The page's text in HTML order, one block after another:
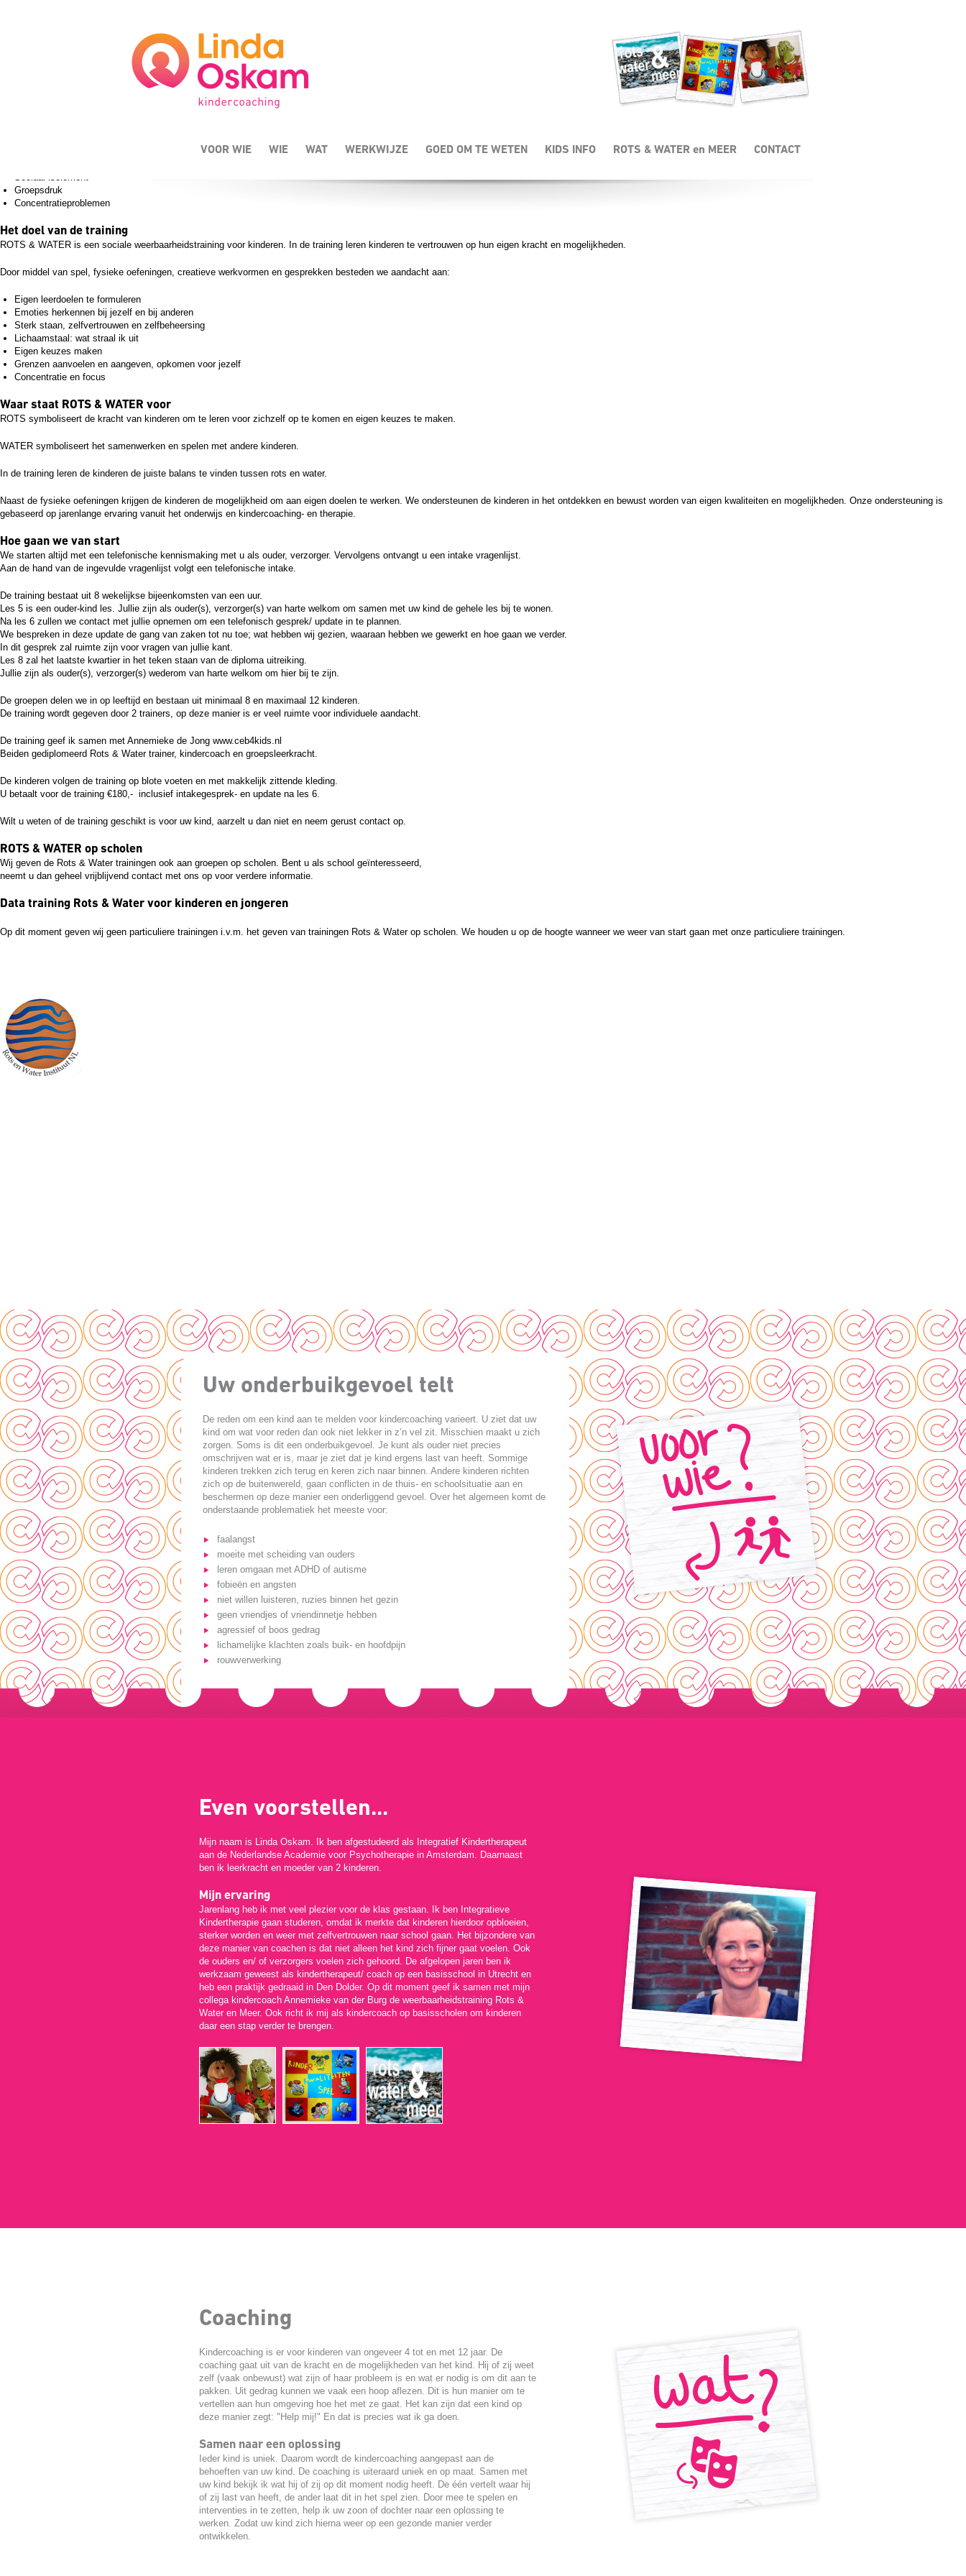
VOOR WIE WIE WAT WERKWIJZE GOED OM TE WETEN KIDS INFO ROTS & WATER en MEER CONTACT
Zit je kind niet lekker in z’n vel? Is het op het moment lastig om samen met je kind het probleem te doorbreken? De training ROTS & WATER helpt om vanuit een andere invalshoek en samen met andere kinderen je kind weer een
De training is voor kinderen in de leeftijd van 7 tot en met 12 jaar die problemen ervaren in de sociale omgang. Hierbij kun je denken aan:
Sociaal isolement
Groepsdruk
Concentratieproblemen
Het doel van de training
ROTS & WATER is een sociale weerbaarheidstraining voor kinderen. In de training leren kinderen te vertrouwen op hun eigen kracht en mogelijkheden.
Door middel van spel, fysieke oefeningen, creatieve werkvormen en gesprekken besteden we aandacht aan:
Eigen leerdoelen te formuleren
Emoties herkennen bij jezelf en bij anderen
Sterk staan, zelfvertrouwen en zelfbeheersing
Lichaamstaal: wat straal ik uit
Eigen keuzes maken
Grenzen aanvoelen en aangeven, opkomen voor jezelf
Concentratie en focus
Waar staat ROTS & WATER voor
ROTS symboliseert de kracht van kinderen om te leren voor zichzelf op te komen en eigen keuzes te maken.
WATER symboliseert het samenwerken en spelen met andere kinderen.
In de training leren de kinderen de juiste balans te vinden tussen rots en water.
Naast de fysieke oefeningen krijgen de kinderen de mogelijkheid om aan eigen doelen te werken. We ondersteunen de kinderen in het ontdekken en bewust worden van eigen kwaliteiten en mogelijkheden. Onze ondersteuning is
gebaseerd op jarenlange ervaring vanuit het onderwijs en kindercoaching- en therapie.
Hoe gaan we van start
We starten altijd met een telefonische kennismaking met u als ouder, verzorger. Vervolgens ontvangt u een intake vragenlijst.
Aan de hand van de ingevulde vragenlijst volgt een telefonische intake.
De training bestaat uit 8 wekelijkse bijeenkomsten van een uur.
Les 5 is een ouder-kind les. Jullie zijn als ouder(s), verzorger(s) van harte welkom om samen met uw kind de gehele les bij te wonen.
Na les 6 zullen we contact met jullie opnemen om een telefonisch gesprek/ update in te plannen.
We bespreken in deze update de gang van zaken tot nu toe; wat hebben wij gezien, waaraan hebben we gewerkt en hoe gaan we verder.
In dit gesprek zal ruimte zijn voor vragen van jullie kant.
Les 8 zal het laatste kwartier in het teken staan van de diploma uitreiking.
Jullie zijn als ouder(s), verzorger(s) wederom van harte welkom om hier bij te zijn.
De groepen delen we in op leeftijd en bestaan uit minimaal 8 en maximaal 12 kinderen.
De training wordt gegeven door 2 trainers, op deze manier is er veel ruimte voor individuele aandacht.
De training geef ik samen met Annemieke de Jong www.ceb4kids.nl
Beiden gediplomeerd Rots & Water trainer, kindercoach en groepsleerkracht.
De kinderen volgen de training op blote voeten en met makkelijk zittende kleding.
U betaalt voor de training €180,- inclusief intakegesprek- en update na les 6.
Wilt u weten of de training geschikt is voor uw kind, aarzelt u dan niet en neem gerust contact op.
ROTS & WATER op scholen
Wij geven de Rots & Water trainingen ook aan groepen op scholen. Bent u als school geïnteresseerd,
neemt u dan geheel vrijblijvend contact met ons op voor verdere informatie.
Data training Rots & Water voor kinderen en jongeren
Op dit moment geven wij geen particuliere trainingen i.v.m. het geven van trainingen Rots & Water op scholen. We houden u op de hoogte wanneer we weer van start gaan met onze particuliere trainingen.
Uw onderbuikgevoel telt
De reden om een kind aan te melden voor kindercoaching varieert. U ziet dat uw
kind om wat voor reden dan ook niet lekker in z’n vel zit. Misschien maakt u zich
zorgen. Soms is dit een onderbuikgevoel. Je kunt als ouder niet precies
omschrijven wat er is, maar je ziet dat je kind ergens last van heeft. Sommige
kinderen trekken zich terug en keren zich naar binnen. Andere kinderen richten
zich op de buitenwereld, gaan conflicten in de thuis- en schoolsituatie aan en
beschermen op deze manier een onderliggend gevoel. Over het algemeen komt de
onderstaande problematiek het meeste voor:
faalangst
moeite met scheiding van ouders
leren omgaan met ADHD of autisme
fobieën en angsten
niet willen luisteren, ruzies binnen het gezin
geen vriendjes of vriendinnetje hebben
agressief of boos gedrag
lichamelijke klachten zoals buik- en hoofdpijn
rouwverwerking
Even voorstellen...
Mijn naam is Linda Oskam. Ik ben afgestudeerd als Integratief Kindertherapeut
aan de Nederlandse Academie voor Psychotherapie in Amsterdam. Daarnaast
ben ik leerkracht en moeder van 2 kinderen.
Mijn ervaring
Jarenlang heb ik met veel plezier voor de klas gestaan. Ik ben Integratieve
Kindertherapie gaan studeren, omdat ik merkte dat kinderen hierdoor opbloeien,
sterker worden en weer met zelfvertrouwen naar school gaan. Het bijzondere van
deze manier van coachen is dat niet alleen het kind zich fijner gaat voelen. Ook
de ouders en/ of verzorgers voelen zich gehoord. De afgelopen jaren ben ik
werkzaam geweest als kindertherapeut/ coach op een basisschool in Utrecht en
heb een praktijk gedraaid in Den Dolder. Op dit moment geef ik samen met mijn
collega kindercoach Annemieke van der Burg de weerbaarheidstraining Rots &
Water en Meer. Ook richt ik mij als kindercoach op basisscholen om kinderen
daar een stap verder te brengen.
Coaching
Kindercoaching is er voor kinderen van ongeveer 4 tot en met 12 jaar. De
coaching gaat uit van de kracht en de mogelijkheden van het kind. Hij of zij weet
zelf (vaak onbewust) wat zijn of haar probleem is en wat er nodig is om dit aan te
pakken. Uit gedrag kunnen we vaak een hoop aflezen. Dit is hun manier om te
vertellen aan hun omgeving hoe het met ze gaat. Het kan zijn dat een kind op
deze manier zegt: "Help mij!" En dat is precies wat ik ga doen.
Samen naar een oplossing
Ieder kind is uniek. Daarom wordt de kindercoaching aangepast aan de
behoeften van uw kind. De coaching is uiteraard uniek en op maat. Samen met
uw kind bekijk ik wat hij of zij op dit moment nodig heeft. De één vertelt waar hij
of zij last van heeft, de ander laat dit in het spel zien. Door mee te spelen en
interventies in te zetten, help ik uw zoon of dochter naar een oplossing te
werken. Zodat uw kind zich hierna weer op een gezonde manier verder
ontwikkelen.